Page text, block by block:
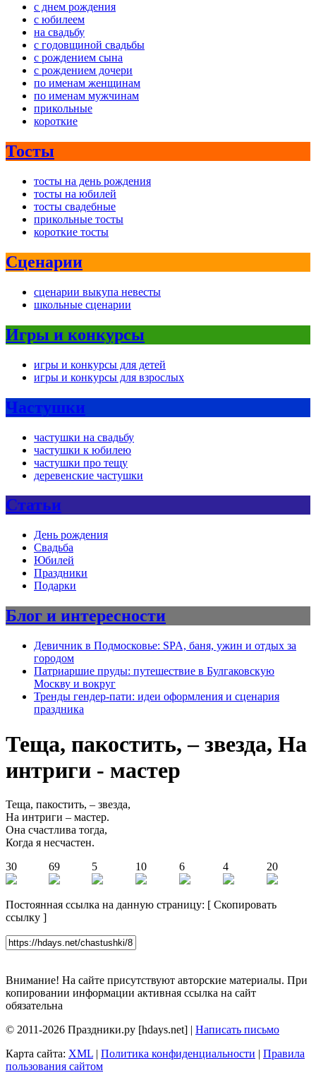
с днем рождения
с юбилеем
на свадьбу
с годовщиной свадьбы
с рождением сына
с рождением дочери
по именам женщинам
по именам мужчинам
прикольные
короткие
Тосты
тосты на день рождения
тосты на юбилей
тосты свадебные
прикольные тосты
короткие тосты
Сценарии
сценарии выкупа невесты
школьные сценарии
Игры и конкурсы
игры и конкурсы для детей
игры и конкурсы для взрослых
Частушки
частушки на свадьбу
частушки к юбилею
частушки про тещу
деревенские частушки
Статьи
День рождения
Свадьба
Юбилей
Праздники
Подарки
Блог и интересности
Девичник в Подмосковье: SPA, баня, ужин и отдых за
городом
Патриаршие пруды: путешествие в Булгаковскую
Москву и вокруг
Тренды гендер-пати: идеи оформления и сценария
праздника
Теща, пакостить, – звезда, На
интриги - мастер
Теща, пакостить, – звезда,
На интриги – мастер.
Она счастлива тогда,
Когда я несчастен.
30
69 5 10 6 4 20
Постоянная ссылка на данную страницу: [ Скопировать
ссылку ]
Внимание! На сайте присутствуют авторские материалы. При
копировании информации активная ссылка на сайт
обязательна
© 2011-2026 Праздники.ру [hdays.net] | Написать письмо
Карта сайта: XML | Политика конфиденциальности | Правила
пользования сайтом